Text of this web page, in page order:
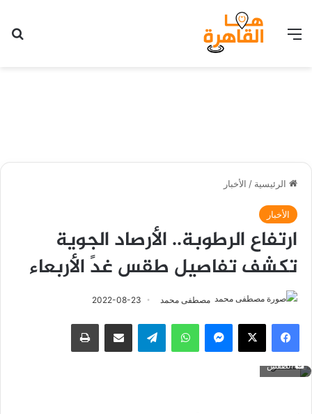
القائمة
الرئيسية / الأخبار
الأخبار
ارتفاع الرطوبة.. الأرصاد الجوية
تكشف تفاصيل طقس غدً الأربعاء
مصطفى محمد 2022-08-23
فيسبوك ‫X ماسنجر واتساب تيلقرام مشاركة عبر البريد طباعة
الطقس